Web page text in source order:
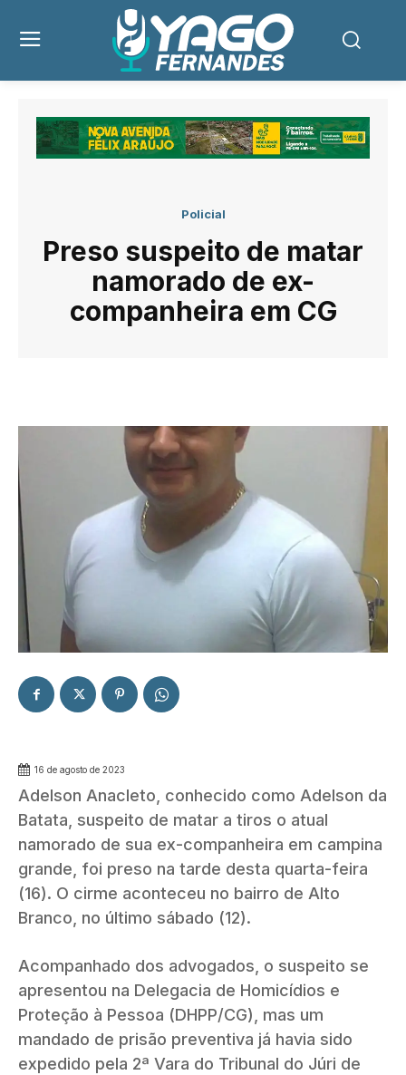
Policial
Preso suspeito de matar
namorado de ex-
companheira em CG
16 de agosto de 2023
Adelson Anacleto, conhecido como Adelson da
Batata, suspeito de matar a tiros o atual
namorado de sua ex-companheira em campina
grande, foi preso na tarde desta quarta-feira
(16). O cirme aconteceu no bairro de Alto
Branco, no último sábado (12).
Acompanhado dos advogados, o suspeito se
apresentou na Delegacia de Homicídios e
Proteção à Pessoa (DHPP/CG), mas um
mandado de prisão preventiva já havia sido
expedido pela 2ª Vara do Tribunal do Júri de